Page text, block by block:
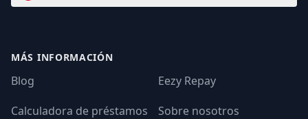
MÁS INFORMACIÓN
Blog
Eezy Repay
Calculadora de préstamos
Sobre nosotros